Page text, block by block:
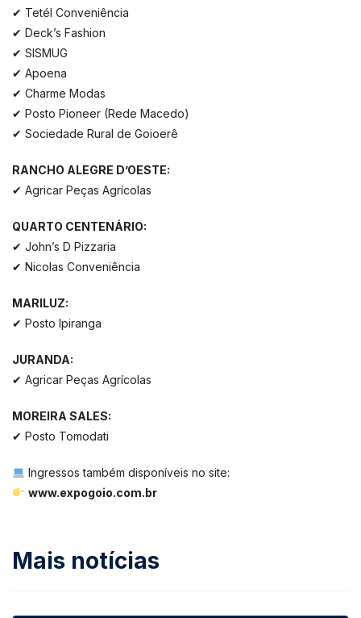
✔ Tetél Conveniência
✔ Deck’s Fashion
✔ SISMUG
✔ Apoena
✔ Charme Modas
✔ Posto Pioneer (Rede Macedo)
✔ Sociedade Rural de Goioerê
RANCHO ALEGRE D’OESTE:
✔ Agricar Peças Agrícolas
QUARTO CENTENÁRIO:
✔ John’s D Pizzaria
✔ Nicolas Conveniência
MARILUZ:
✔ Posto Ipiranga
JURANDA:
✔ Agricar Peças Agrícolas
MOREIRA SALES:
✔ Posto Tomodati
Ingressos também disponíveis no site:
www.expogoio.com.br
Mais notícias